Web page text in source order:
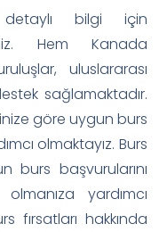
detaylı bilgi için
Hem Kanada
uluslararası
sağlamaktadır.
göre uygun burs
olmaktayız. Burs
burs başvurularını
yardımcı
fırsatları hakkında